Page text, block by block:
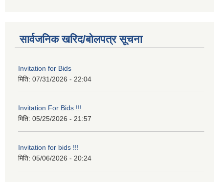
सार्वजनिक खरिद/बोलपत्र सूचना
Invitation for Bids
मिति: 07/31/2026 - 22:04
Invitation For Bids !!!
मिति: 05/25/2026 - 21:57
Invitation for bids !!!
मिति: 05/06/2026 - 20:24